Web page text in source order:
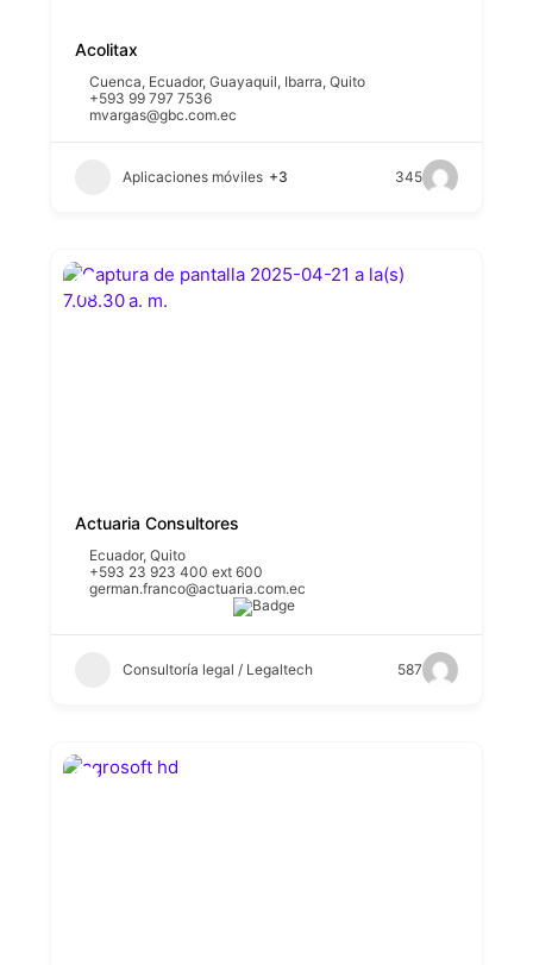
Acolitax
Cuenca, Ecuador,Guayaquil, Ibarra,Quito
+593 99 797 7536
mvargas@gbc.com.ec
Aplicaciones móviles +3 345
Actuaria Consultores
Ecuador,Quito
+593 23 923 400 ext 600
german.franco@actuaria.com.ec
Consultoría legal / Legaltech 587